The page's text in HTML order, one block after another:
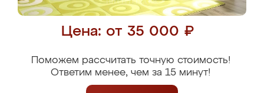
Цена: от 35 000 ₽
Поможем рассчитать точную стоимость!
Ответим менее, чем за 15 минут!